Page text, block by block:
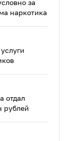
за
наркотика
отдал
рублей